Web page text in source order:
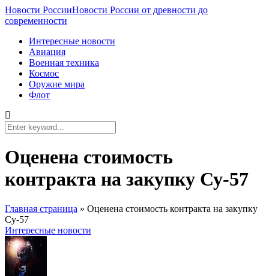
Новости РоссииНовости России от древности до
современности
Интересные новости
Авиация
Военная техника
Космос
Оружие мира
Флот
Оценена стоимость
контракта на закупку Су-57
Главная страница » Оценена стоимость контракта на закупку
Су-57
Интересные новости